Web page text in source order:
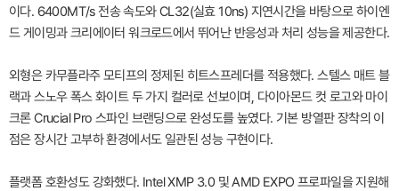
이다. 6400MT/s 전송 속도와 CL32(실효 10ns) 지연시간을 바탕으로 하이엔
드 게이밍과 크리에이터 워크로드에서 뛰어난 반응성과 처리 성능을 제공한다.
외형은 카무플라주 모티프의 정제된 히트스프레더를 적용했다. 스텔스 매트 블
랙과 스노우 폭스 화이트 두 가지 컬러로 선보이며, 다이아몬드 컷 로고와 마이
크론 Crucial Pro 스파인 브랜딩으로 완성도를 높였다. 기본 방열판 장착의 이
점은 장시간 고부하 환경에서도 일관된 성능 구현이다.
플랫폼 호환성도 강화했다. Intel XMP 3.0 및 AMD EXPO 프로파일을 지원해